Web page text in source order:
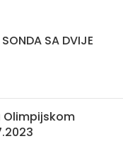
SA DVIJE
Olimpijskom